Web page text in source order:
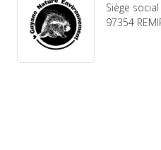
Siège
97354